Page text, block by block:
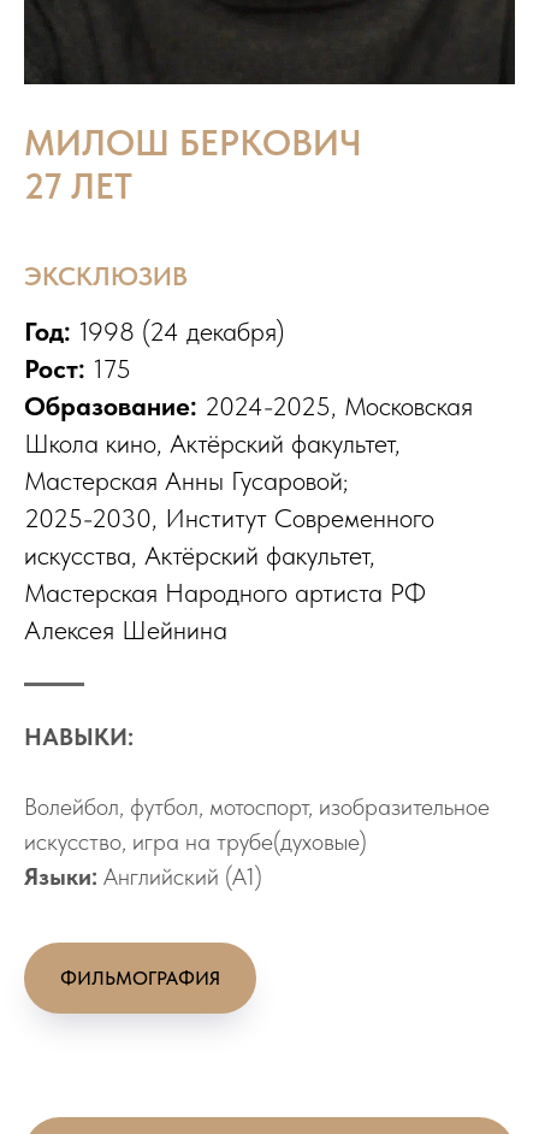
МИЛОШ БЕРКОВИЧ
27 ЛЕТ
ЭКСКЛЮЗИВ
Год: 1998 (24 декабря)
Рост: 175
Образование: 2024-2025, Московская
Школа кино, Актёрский факультет,
Мастерская Анны Гусаровой;
2025-2030, Институт Современного
искусства, Актёрский факультет,
Мастерская Народного артиста РФ
Алексея Шейнина
НАВЫКИ:
Волейбол, футбол, мотоспорт, изобразительное
искусство, игра на трубе(духовые)
Языки: Английский (А1)
ФИЛЬМОГРАФИЯ